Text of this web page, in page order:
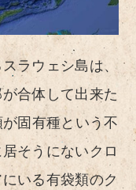
ラウェシ島は、
合体して出来た
固有種という不
そうにないクロ
いる有袋類のク